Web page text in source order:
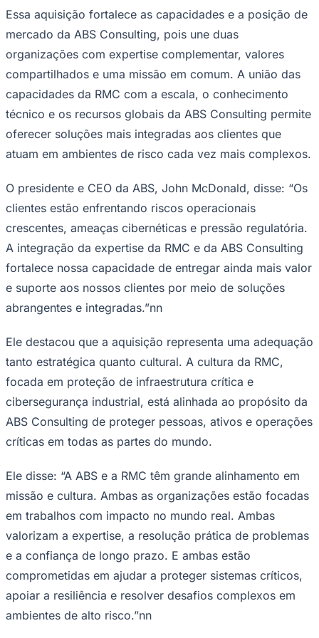
Ceará
Goiás
Consulting Inc. (ABS Consulting),
anunciou hoje a aquisição da RMC Global
(RMC), líder no fornecimento de soluções
de cibersegurança industrial, gestão de
riscos e resiliência.
comunicado completo aqui:
https://www.businesswire.com/news/home/20260430
628033/pt/
(L to R): Vince Kuchar, President, RMC Global, and David
Wechsler, President and CEO, ABS Group
mercado da ABS Consulting, pois une duas
organizações com expertise complementar, valores
compartilhados e uma missão em comum. A união das
capacidades da RMC com a escala, o conhecimento
técnico e os recursos globais da ABS Consulting permite
oferecer soluções mais integradas aos clientes que
O presidente e CEO da ABS, John McDonald, disse: “Os
clientes estão enfrentando riscos operacionais
crescentes, ameaças cibernéticas e pressão regulatória.
A integração da expertise da RMC e da ABS Consulting
fortalece nossa capacidade de entregar ainda mais valor
e suporte aos nossos clientes por meio de soluções
abrangentes e integradas.”nn